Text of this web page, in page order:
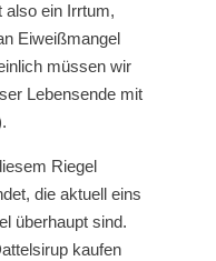
also ein Irrtum,
Eiweißmangel
müssen wir
Lebensende mit
Riegel
die aktuell eins
überhaupt sind.
kaufen